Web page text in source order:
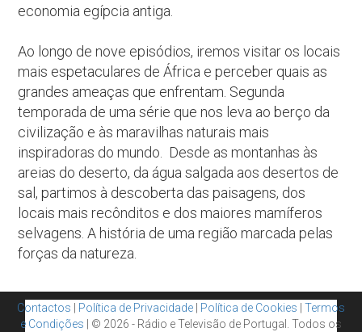
economia egípcia antiga.
Ao longo de nove episódios, iremos visitar os locais
mais espetaculares de África e perceber quais as
grandes ameaças que enfrentam. Segunda
temporada de uma série que nos leva ao berço da
civilização e às maravilhas naturais mais
inspiradoras do mundo. Desde as montanhas às
areias do deserto, da água salgada aos desertos de
sal, partimos à descoberta das paisagens, dos
locais mais recônditos e dos maiores mamíferos
selvagens. A história de uma região marcada pelas
forças da natureza.
Contactos Política de Privacidade Política de Cookies
Termos
e Condições | © 2026 - Rádio e Televisão de Portugal. Todos os